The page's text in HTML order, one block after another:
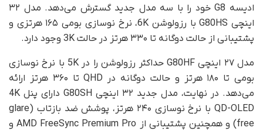
ادیسه G8 خود را با سه مدل جدید گسترش می‌دهد. مدل ۳۲
اینچی G80HS با رزولوشن 6K، نرخ نوسازی بومی ۱۶۵ هرتزی و
پشتیبانی از حالت دوگانه تا ۳۳۰ هرتز در حالت 3K وجود دارد.
مدل ۲۷ اینچی G80HF حداکثر رزولوشن را در 5K با نرخ نوسازی
بومی تا ۱۸۰ هرتز و حالت دوگانه در QHD تا ۳۶۰ هرتز ارائه
می‌دهد. در نهایت، مدل جدید ۳۲ اینچی G80SH دارای پنل 4K
QD-OLED با نرخ نوسازی ۲۴۰ هرتز، پوشش ضد بازتاب (glare
free) و همچنین پشتیبانی از AMD FreeSync Premium Pro و